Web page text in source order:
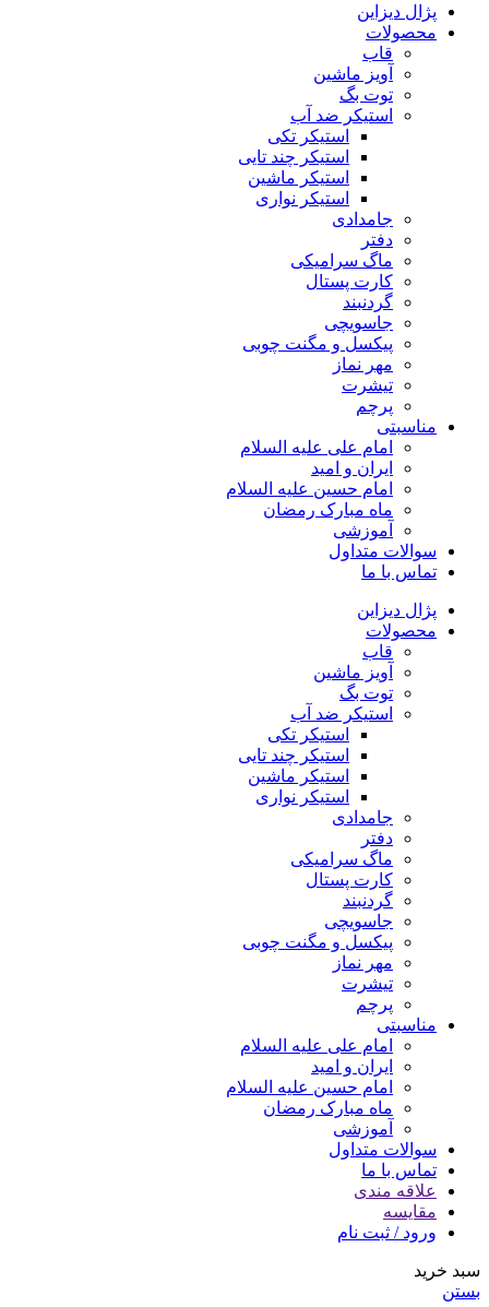
پژال دیزاین
محصولات
قاب
آویز ماشین
توت بگ
استیکر ضد آب
استیکر تکی
استیکر چند تایی
استیکر ماشین
استیکر نواری
جامدادی
دفتر
ماگ سرامیکی
کارت پستال
گردنبند
جاسویچی
پیکسل و مگنت چوبی
مهر نماز
تیشرت
پرچم
مناسبتی
امام علی علیه السلام
ایران و امید
امام حسین علیه السلام
ماه مبارک رمضان
آموزشی
سوالات متداول
تماس با ما
پژال دیزاین
محصولات
قاب
آویز ماشین
توت بگ
استیکر ضد آب
استیکر تکی
استیکر چند تایی
استیکر ماشین
استیکر نواری
جامدادی
دفتر
ماگ سرامیکی
کارت پستال
گردنبند
جاسویچی
پیکسل و مگنت چوبی
مهر نماز
تیشرت
پرچم
مناسبتی
امام علی علیه السلام
ایران و امید
امام حسین علیه السلام
ماه مبارک رمضان
آموزشی
سوالات متداول
تماس با ما
علاقه مندی
مقایسه
ورود / ثبت نام
سبد خرید
بستن